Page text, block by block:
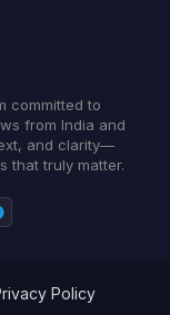
committed to
from India and
and clarity—
that truly matter.
Policy